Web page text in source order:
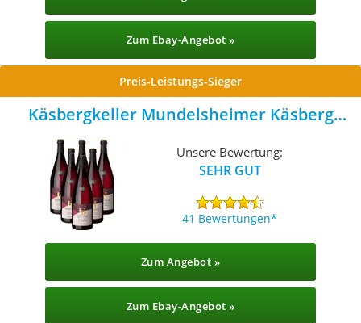
Zum Ebay-Angebot »
Preis-Leistungs-Sieger
Käsbergkeller Mundelsheimer Käsberg
Unsere Bewertung:
SEHR GUT
41 Bewertungen
Zum Angebot »
Zum Ebay-Angebot »